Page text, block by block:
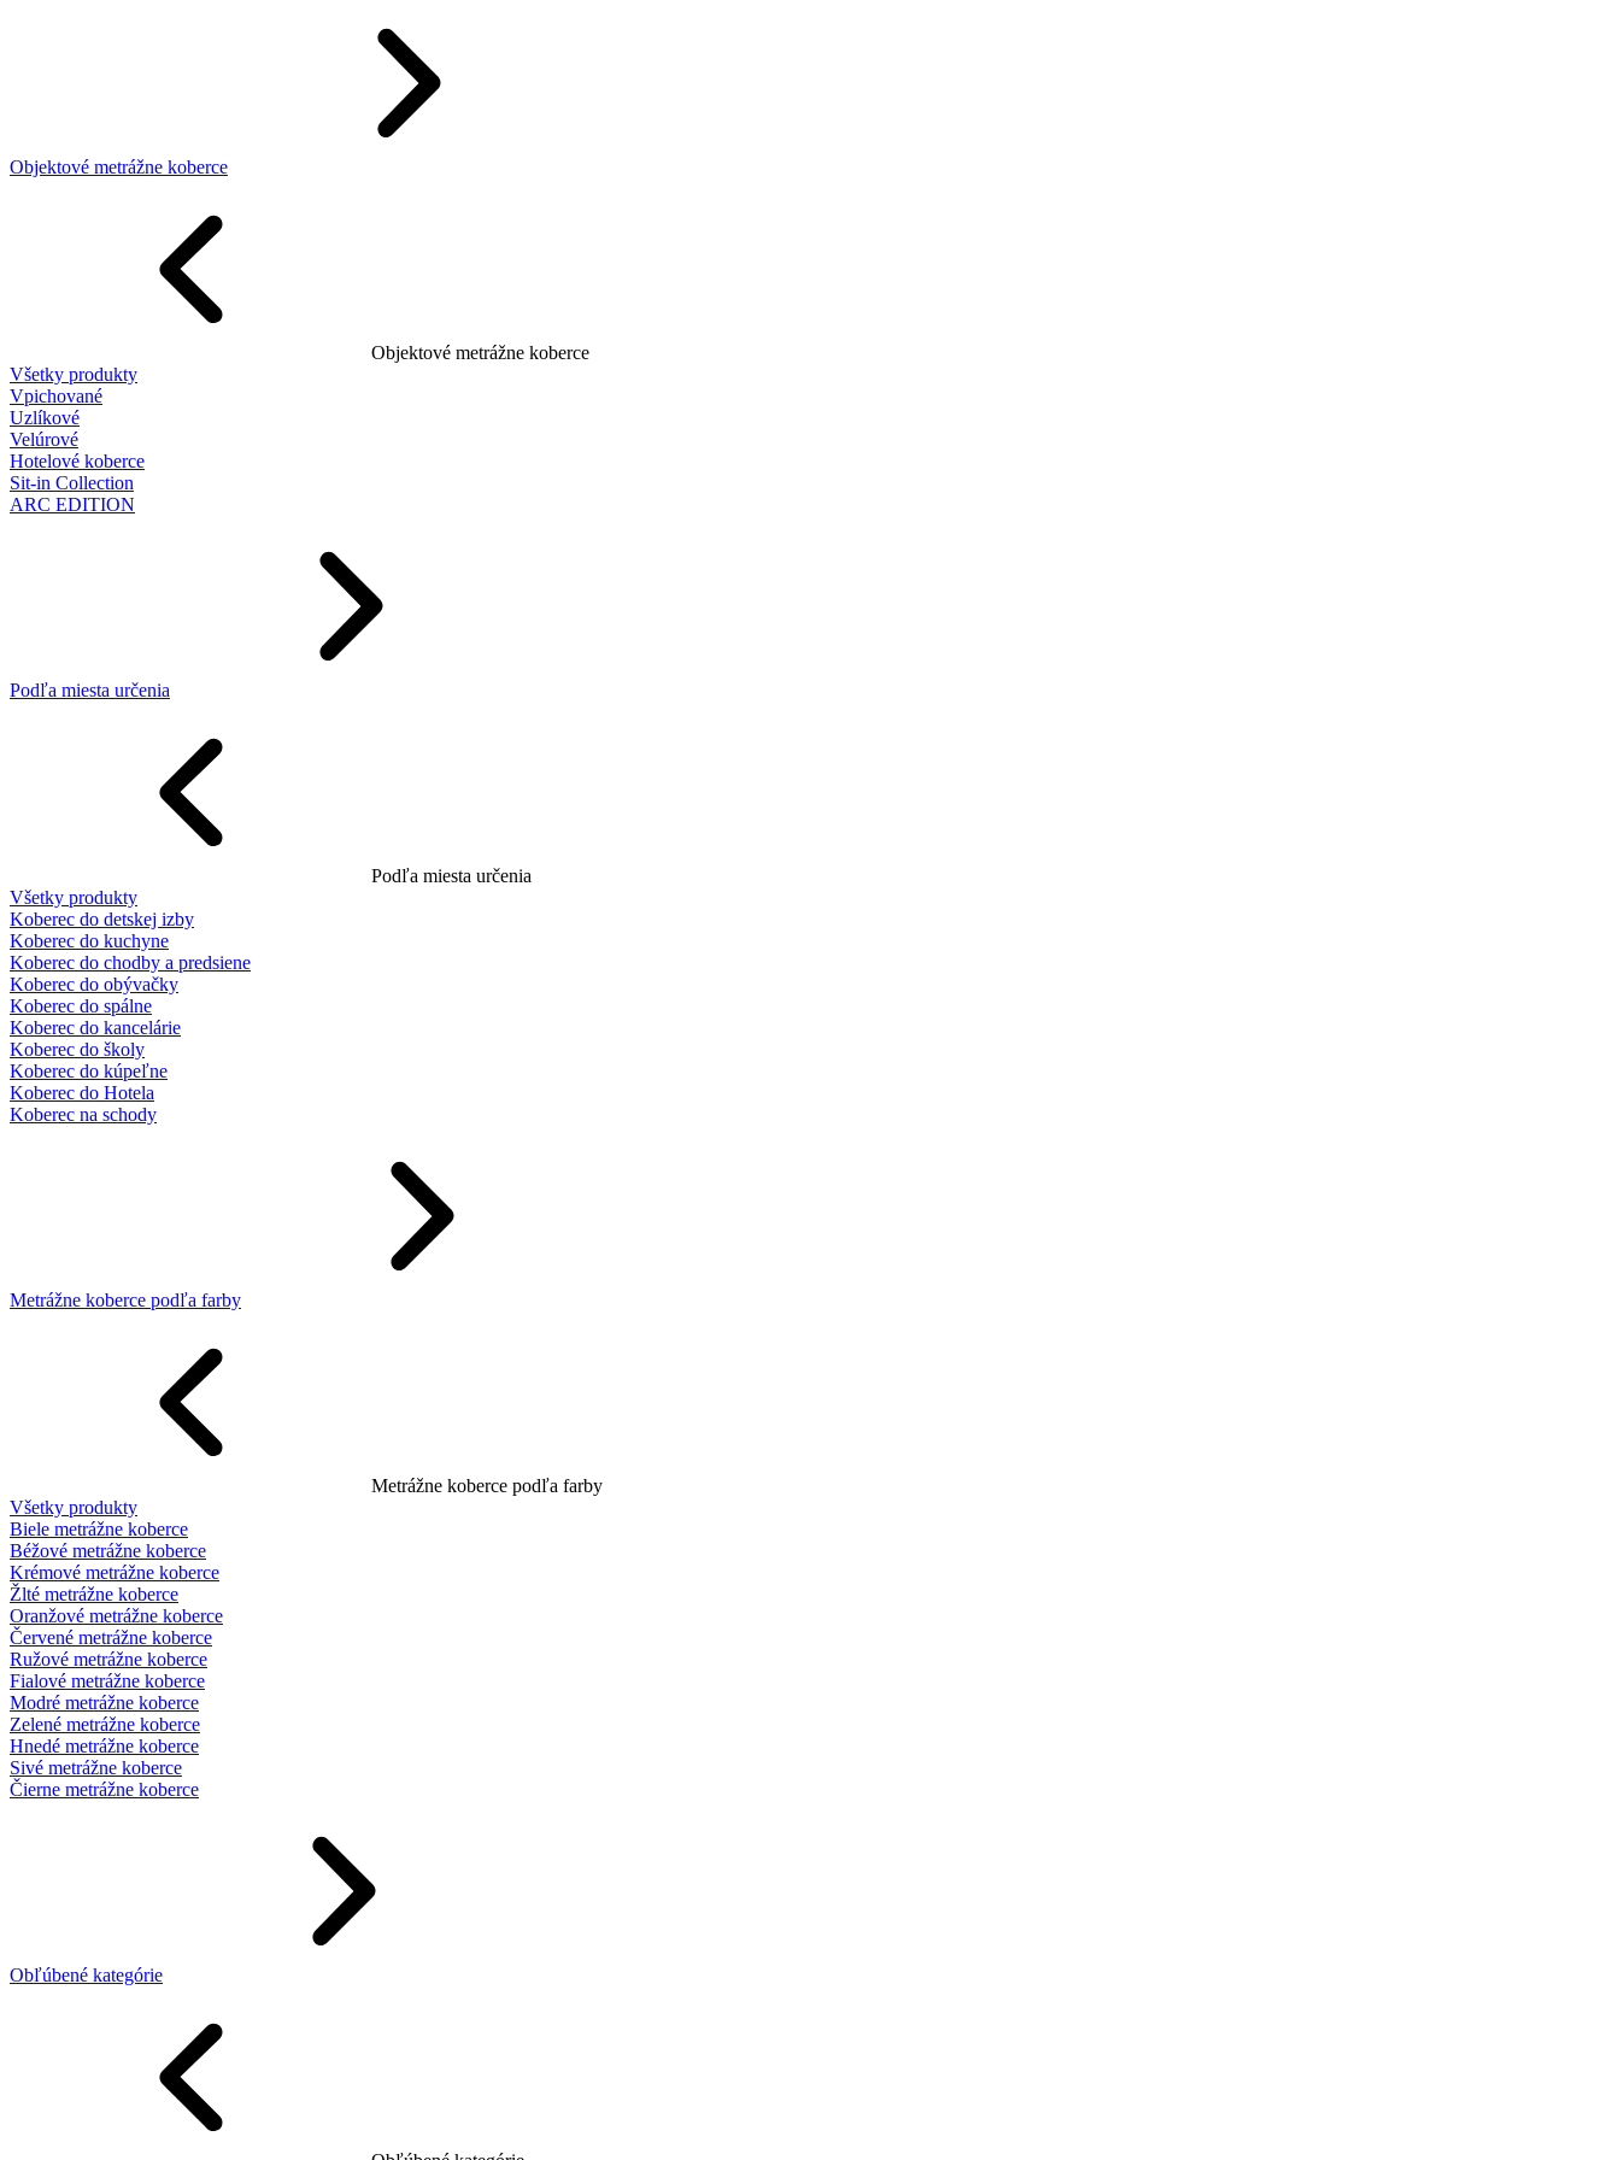
Objektové metrážne koberce
Objektové metrážne koberce
Všetky produkty
Vpichované
Uzlíkové
Velúrové
Hotelové koberce
Sit-in Collection
ARC EDITION
Podľa miesta určenia
Podľa miesta určenia
Všetky produkty
Koberec do detskej izby
Koberec do kuchyne
Koberec do chodby a predsiene
Koberec do obývačky
Koberec do spálne
Koberec do kancelárie
Koberec do školy
Koberec do kúpeľne
Koberec do Hotela
Koberec na schody
Metrážne koberce podľa farby
Metrážne koberce podľa farby
Všetky produkty
Biele metrážne koberce
Béžové metrážne koberce
Krémové metrážne koberce
Žlté metrážne koberce
Oranžové metrážne koberce
Červené metrážne koberce
Ružové metrážne koberce
Fialové metrážne koberce
Modré metrážne koberce
Zelené metrážne koberce
Hnedé metrážne koberce
Sivé metrážne koberce
Čierne metrážne koberce
Obľúbené kategórie